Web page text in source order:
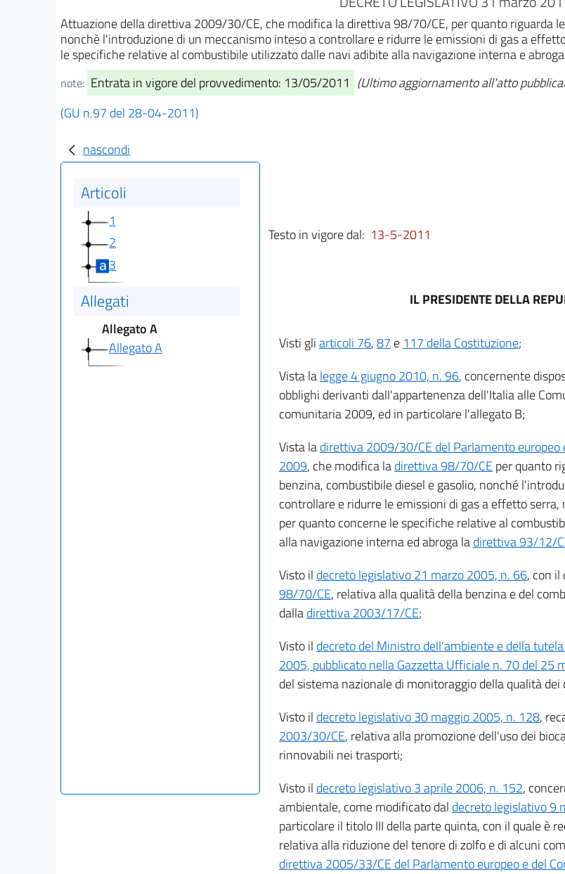
Attuazione della direttiva 2009/30/CE, che modifica la direttiva 98/70/CE, per quanto riguarda
nonchè l'introduzione di un meccanismo inteso a controllare e ridurre le emissioni di gas a
le specifiche relative al combustibile utilizzato dalle navi adibite alla navigazione interna e
note: Entrata in vigore del provvedimento: 13/05/2011 (Ultimo aggiornamento all'atto
(GU n.97 del 28-04-2011)
nascondi
Articoli
1
2
3
Allegati
Allegato A
Allegato A
Testo in vigore dal: 13-5-2011
IL PRESIDENTE DELLA
Visti gliarticoli 76,87 e 117 della Costituzione;
Vista lalegge 4 giugno 2010, n. 96, concernente
obblighi derivanti dall'appartenenza dell'Italia alle
comunitaria 2009, ed in particolare l'allegato B;
Vista ladirettiva 2009/30/CE del Parlamento europeo
2009, che modifica ladirettiva 98/70/CE per quanto
benzina, combustibile diesel e gasolio, nonché
controllare e ridurre le emissioni di gas a effetto serra,
per quanto concerne le specifiche relative al
alla navigazione interna ed abroga ladirettiva 93/12/
Visto il decreto legislativo 21 marzo 2005, n. 66, con il
98/70/CE, relativa alla qualità della benzina e del
dalladirettiva 2003/17/CE;
Visto il decreto del Ministro dell'ambiente e della
2005, pubblicato nella Gazzetta Ufficiale n. 70 del 25
del sistema nazionale di monitoraggio della qualità
Visto il decreto legislativo 30 maggio 2005, n. 128,
2003/30/CE, relativa alla promozione dell'uso dei
rinnovabili nei trasporti;
Visto il decreto legislativo 3 aprile 2006, n. 152,
ambientale, come modificato dal decreto legislativo 9
particolare il titolo III della parte quinta, con il quale è
relativa alla riduzione del tenore di zolfo e di alcuni
direttiva 2005/33/CE del Parlamento europeo e del